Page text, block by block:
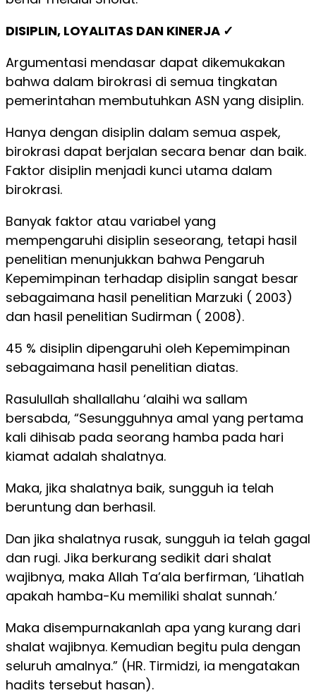
DISIPLIN, LOYALITAS DAN KINERJA ✓
Argumentasi mendasar dapat dikemukakan
bahwa dalam birokrasi di semua tingkatan
pemerintahan membutuhkan ASN yang disiplin.
Hanya dengan disiplin dalam semua aspek,
birokrasi dapat berjalan secara benar dan baik.
Faktor disiplin menjadi kunci utama dalam
birokrasi.
Banyak faktor atau variabel yang
mempengaruhi disiplin seseorang, tetapi hasil
penelitian menunjukkan bahwa Pengaruh
Kepemimpinan terhadap disiplin sangat besar
sebagaimana hasil penelitian Marzuki ( 2003)
dan hasil penelitian Sudirman ( 2008).
45 % disiplin dipengaruhi oleh Kepemimpinan
sebagaimana hasil penelitian diatas.
Rasulullah shallallahu ‘alaihi wa sallam
bersabda, “Sesungguhnya amal yang pertama
kali dihisab pada seorang hamba pada hari
kiamat adalah shalatnya.
Maka, jika shalatnya baik, sungguh ia telah
beruntung dan berhasil.
Dan jika shalatnya rusak, sungguh ia telah gagal
dan rugi. Jika berkurang sedikit dari shalat
wajibnya, maka Allah Ta’ala berfirman, ‘Lihatlah
apakah hamba-Ku memiliki shalat sunnah.’
Maka disempurnakanlah apa yang kurang dari
shalat wajibnya. Kemudian begitu pula dengan
seluruh amalnya.” (HR. Tirmidzi, ia mengatakan
hadits tersebut hasan).